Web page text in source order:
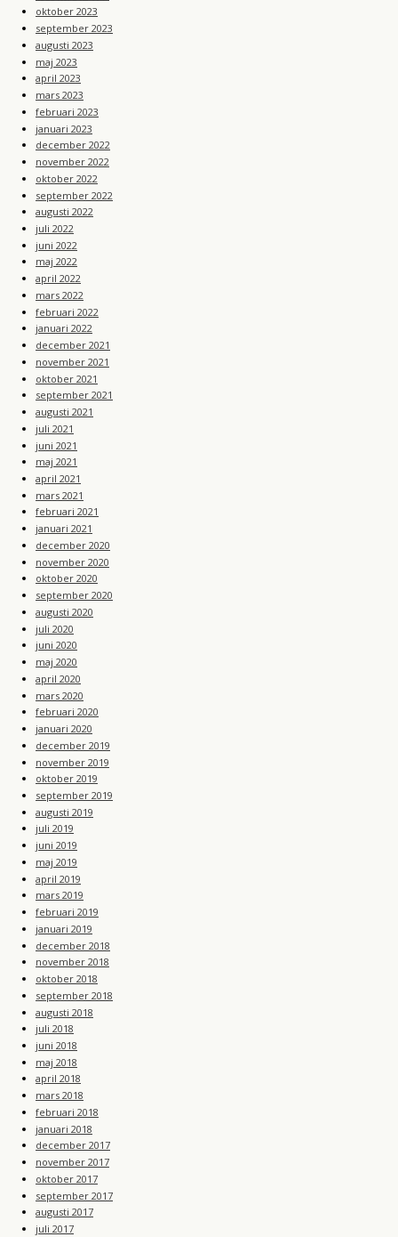
oktober 2023
september 2023
augusti 2023
maj 2023
april 2023
mars 2023
februari 2023
januari 2023
december 2022
november 2022
oktober 2022
september 2022
augusti 2022
juli 2022
juni 2022
maj 2022
april 2022
mars 2022
februari 2022
januari 2022
december 2021
november 2021
oktober 2021
september 2021
augusti 2021
juli 2021
juni 2021
maj 2021
april 2021
mars 2021
februari 2021
januari 2021
december 2020
november 2020
oktober 2020
september 2020
augusti 2020
juli 2020
juni 2020
maj 2020
april 2020
mars 2020
februari 2020
januari 2020
december 2019
november 2019
oktober 2019
september 2019
augusti 2019
juli 2019
juni 2019
maj 2019
april 2019
mars 2019
februari 2019
januari 2019
december 2018
november 2018
oktober 2018
september 2018
augusti 2018
juli 2018
juni 2018
maj 2018
april 2018
mars 2018
februari 2018
januari 2018
december 2017
november 2017
oktober 2017
september 2017
augusti 2017
juli 2017